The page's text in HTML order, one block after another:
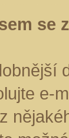
se
e-